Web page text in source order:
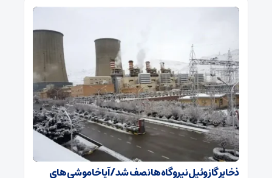
ذخایر گازوئیل نیروگاه‌ها نصف شد/ آیا خاموشی های